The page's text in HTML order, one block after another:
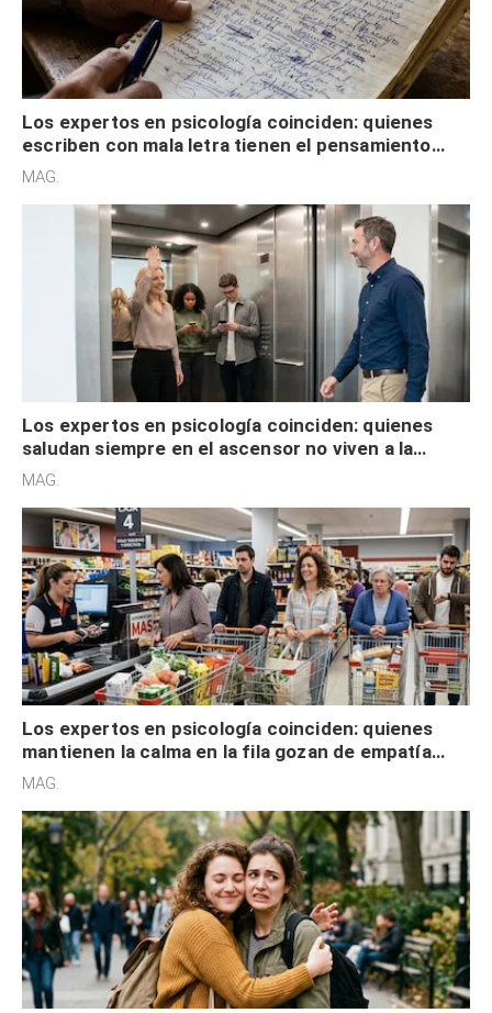
Los expertos en psicología coinciden: quienes
escriben con mala letra tienen el pensamiento
acelerado y no lo hacen por desinterés
MAG.
Los expertos en psicología coinciden: quienes
saludan siempre en el ascensor no viven a la
defensiva y tienen apertura social
MAG.
Los expertos en psicología coinciden: quienes
mantienen la calma en la fila gozan de empatía
cognitiva, gratitud y no solo tienen autocontrol
MAG.